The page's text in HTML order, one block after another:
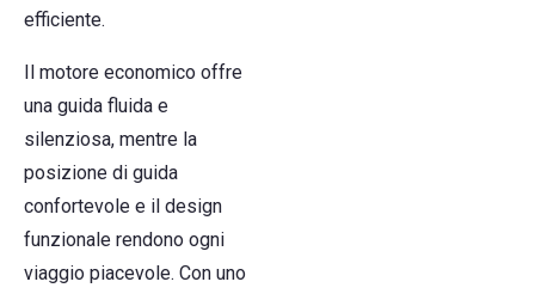
efficiente.
Il motore economico offre
una guida fluida e
silenziosa, mentre la
posizione di guida
confortevole e il design
funzionale rendono ogni
viaggio piacevole. Con uno